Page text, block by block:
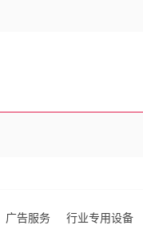
广告服务
行业专用设备